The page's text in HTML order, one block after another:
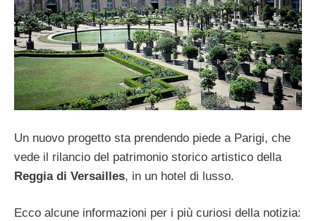
Un nuovo progetto sta prendendo piede a Parigi, che
vede il rilancio del patrimonio storico artistico della
Reggia di Versailles, in un hotel di lusso.
Ecco alcune informazioni per i più curiosi della notizia: